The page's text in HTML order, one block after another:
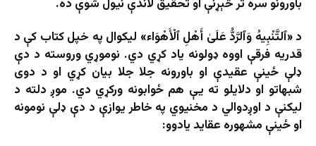
باورونو سره تر څېړنې او تحقیق لاندې نیول شوې ده.
د «ٱلتَّنْبِيهُ وَٱلرَّدُّ عَلَىٰ أَهْلِ ٱلْأَهْوَاء» لیکوال په خپل کتاب کې د
قدریه فرقې اووه ډولونه یاد کړي دي. نوموړي وروسته د دې
ډلې ځینې عقیدې او باورونه جلا جلا بیان کړي او د دوی
شبهاتو او دلایلو ته یې هم ځوابونه ورکړي دي. موږ دلته د
لیکنې د اوږدوالي د مخنیوي په خاطر یوازې د دې ډلې نومونه
او ځینې مشهوره عقاید یادوو: